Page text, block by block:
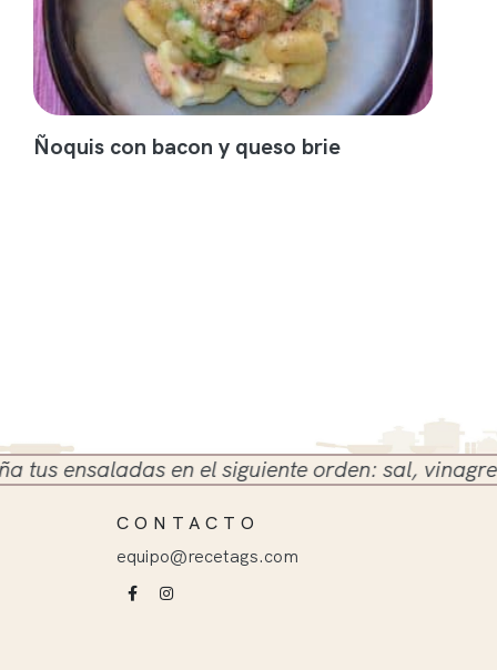
Ñoquis con bacon y queso brie
en el siguiente orden: sal, vinagre y
CONTACTO
equipo@recetags.com